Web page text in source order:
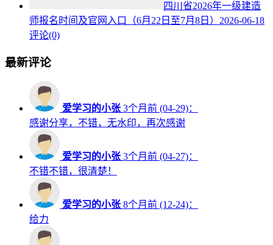
四川省2026年一级建造
师报名时间及官网入口（6月22日至7月8日） 2026-06-18
评论(0)
最新评论
爱学习的小张 3个月前 (04-29)：
感谢分享，不错，无水印，再次感谢
爱学习的小张 3个月前 (04-27)：
不错不错，很清楚！
爱学习的小张 8个月前 (12-24)：
给力